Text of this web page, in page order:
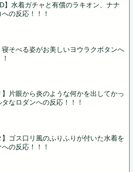
】水着ガチャと有償のラキオン、ナナ
の反応！！！
寝そべる姿がお美しいヨウラクボタンへ
】片眼から炎のような何かを出してかっ
なロダンへの反応！！！
】ゴス口リ風のふりふりが付いた水着を
の反応！！！